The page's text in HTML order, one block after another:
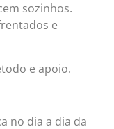
sozinhos.
e
e apoio.
no dia a dia da